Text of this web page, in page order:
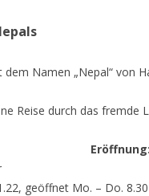
dem Namen „Nepal“ von
Reise durch das fremde
Eröffnung:
geöffnet Mo. – Do.